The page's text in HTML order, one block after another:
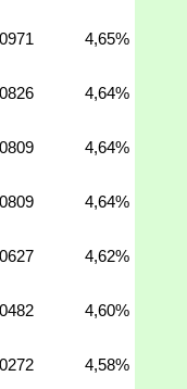
4,65%
4,64%
4,64%
4,64%
4,62%
4,60%
4,58%